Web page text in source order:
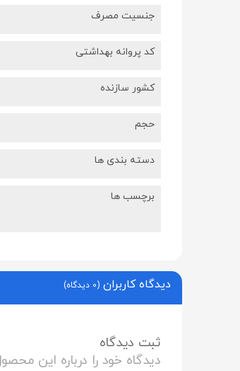
جنسیت مصرف
کد پروانه بهداشتی
کشور سازنده
حجم
دسته بندی ها
برچسب ها
دیدگاه کاربران(0 دیدگاه)
ثبت دیدگاه
دیدگاه خود را درباره این